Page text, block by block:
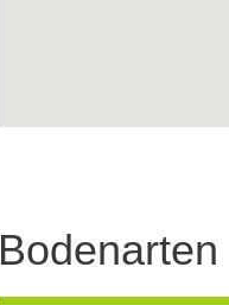
Bodenarten